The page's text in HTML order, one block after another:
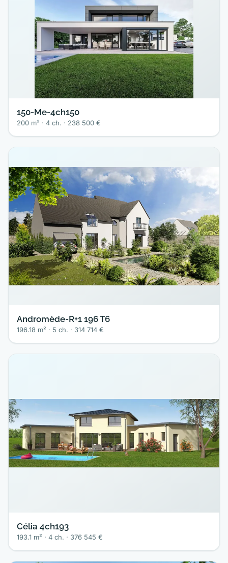
150-Me-4ch150
200 m² · 4 ch. · 238 500 €
Andromède-R+1 196 T6
196.18 m² · 5 ch. · 314 714 €
Célia 4ch193
193.1 m² · 4 ch. · 376 545 €